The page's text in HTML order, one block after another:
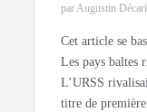
par Augustin
Cet article se
Les pays baltes
L’URSS
titre de première